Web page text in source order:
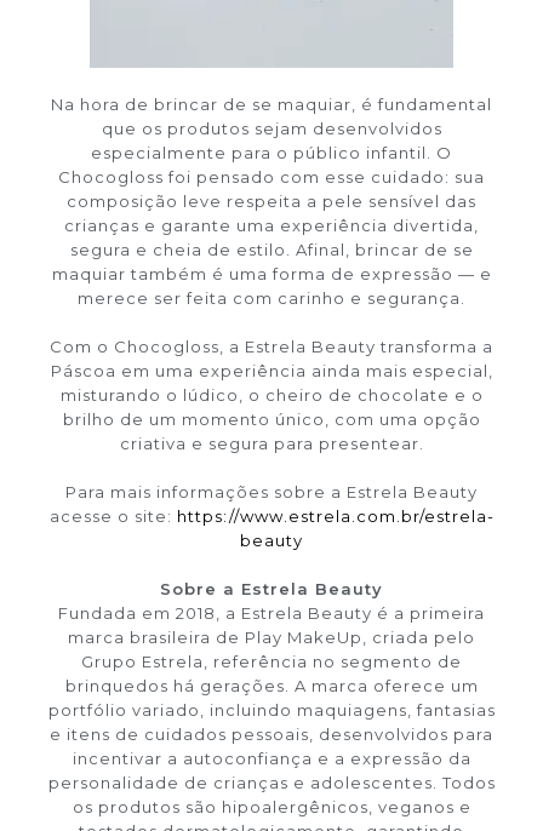
Na hora de brincar de se maquiar, é fundamental
que os produtos sejam desenvolvidos
especialmente para o público infantil. O
Chocogloss foi pensado com esse cuidado: sua
composição leve respeita a pele sensível das
crianças e garante uma experiência divertida,
segura e cheia de estilo. Afinal, brincar de se
maquiar também é uma forma de expressão — e
merece ser feita com carinho e segurança.
Com o Chocogloss, a Estrela Beauty transforma a
Páscoa em uma experiência ainda mais especial,
misturando o lúdico, o cheiro de chocolate e o
brilho de um momento único, com uma opção
criativa e segura para presentear.
Para mais informações sobre a Estrela Beauty
acesse o site: https://www.estrela.com.br/estrela-
beauty
Sobre a Estrela Beauty
Fundada em 2018, a Estrela Beauty é a primeira
marca brasileira de Play MakeUp, criada pelo
Grupo Estrela, referência no segmento de
brinquedos há gerações. A marca oferece um
portfólio variado, incluindo maquiagens, fantasias
e itens de cuidados pessoais, desenvolvidos para
incentivar a autoconfiança e a expressão da
personalidade de crianças e adolescentes. Todos
os produtos são hipoalergênicos, veganos e